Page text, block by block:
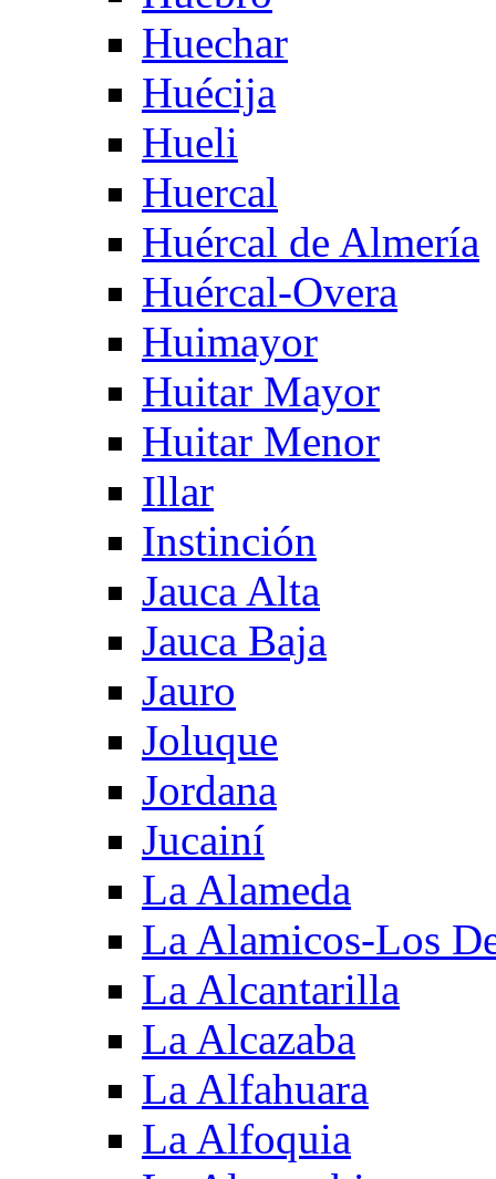
Huechar
Huécija
Hueli
Huercal
Huércal de Almería
Huércal-Overa
Huimayor
Huitar Mayor
Huitar Menor
Illar
Instinción
Jauca Alta
Jauca Baja
Jauro
Joluque
Jordana
Jucainí
La Alameda
La Alamicos-Los
La Alcantarilla
La Alcazaba
La Alfahuara
La Alfoquia